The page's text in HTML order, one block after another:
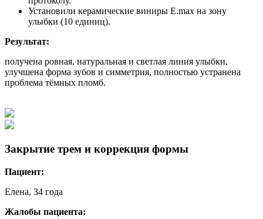
Установили керамические виниры E.max на зону
улыбки (10 единиц).
Результат:
получена ровная, натуральная и светлая линия улыбки,
улучшена форма зубов и симметрия, полностью устранена
проблема тёмных пломб.
Закрытие трем и коррекция формы
Пациент:
Елена, 34 года
Жалобы пациента: